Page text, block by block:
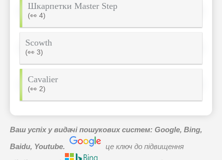
Шкарпетки Master Step
(👀 4)
Scowth
(👀 3)
Cavalier
(👀 2)
Ваш успіх у видачі пошукових систем: Google, Bing,
Baidu, Youtube.
це ключ до підвищення